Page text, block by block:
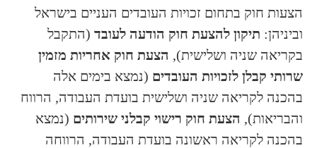
הצעות חוק בתחום זכויות העובדים העניים בישראל
וביניהן: תיקון להצעת חוק הודעה לעובד (התקבל
בקריאה שניה ושלישית), הצעת חוק אחריות מזמין
שרותי קבלן לזכויות העובדים (נמצא בימים אלה
בהכנה לקריאה שניה ושלישית בועדת העבודה, הרווח
והבריאות), הצעת חוק רישוי קבלני שירותים (נמצא
בהכנה לקריאה ראשונה בועדת העבודה, הרווחה